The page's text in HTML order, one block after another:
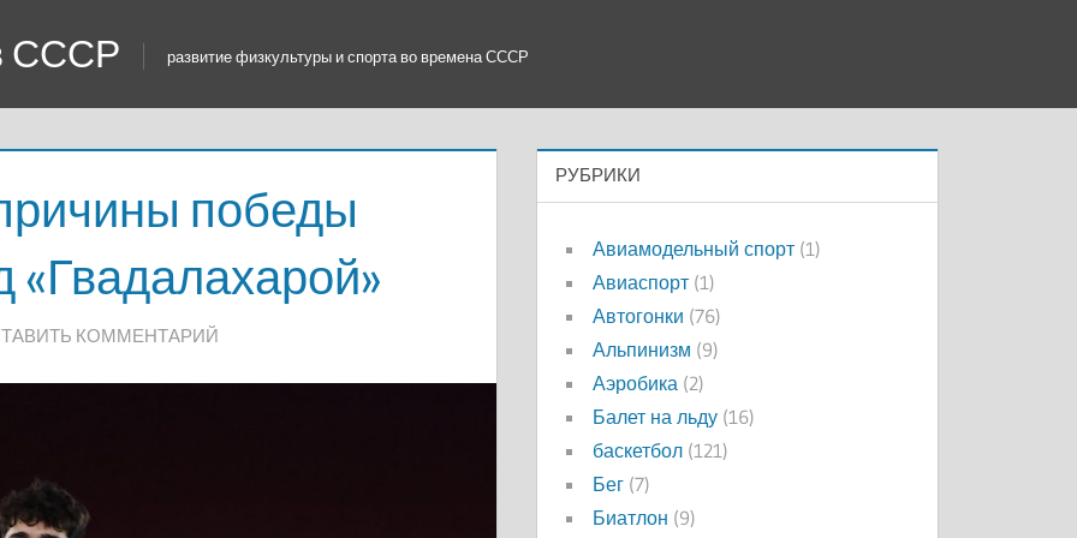
СССР развитие физкультуры и спорта во времена СССР
победы
«Гвадалахарой»
КОММЕНТАРИЙ
РУБРИКИ
Авиамодельный спорт (1)
Авиаспорт (1)
Автогонки (76)
Альпинизм (9)
Аэробика (2)
Балет на льду (16)
баскетбол (121)
Бег (7)
Биатлон (9)